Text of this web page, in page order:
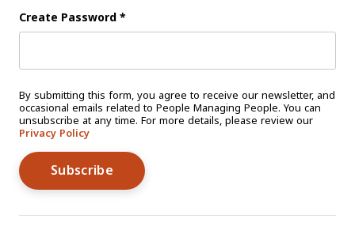
Create Password *
By submitting this form, you agree to receive our newsletter, and
occasional emails related to People Managing People. You can
unsubscribe at any time. For more details, please review our
Privacy Policy